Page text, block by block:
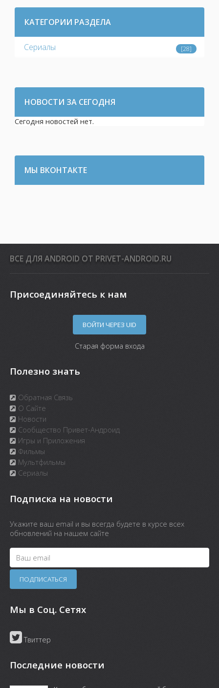
КАТЕГОРИИ РАЗДЕЛА
Сериалы [28]
НОВОСТИ ЗА СЕГОДНЯ
Сегодня новостей нет.
МЫ ВКОНТАКТЕ
ВСЕ ДЛЯ ANDROID ОТ PRIVET-ANDROID.RU
Присоединяйтесь к нам
ВОЙТИ ЧЕРЕЗ UID
Старая форма входа
Полезно знать
Обратная Связь
О Сайте
Новости
Сообщество Привет-Андроид
Игры и Приложения
Фильмы
Мультфильмы
Сериалы
Подписка на новости
Укажите ваш email и вы всегда будете в курсе всех
обновлений на нашем сайте
Мы в Соц. Сетях
Твиттер
Последние новости